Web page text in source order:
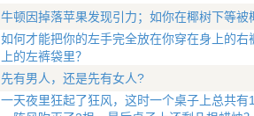
牛顿因掉落苹果发现引力；如你在椰树下等被
如何才能把你的左手完全放在你穿在身上的
上的左裤袋里？
先有男人，还是先有女人?
一天夜里狂起了狂风，这时一个桌子上总共